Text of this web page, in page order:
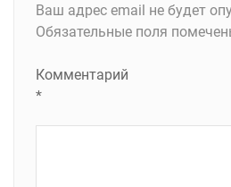
Ваш адрес email не будет
Обязательные поля
Комментарий
*